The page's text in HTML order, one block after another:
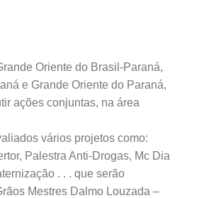
Oriente do Brasil-Paraná,
e Grande Oriente do Paraná,
ações conjuntas, na área
vários projetos como:
Palestra Anti-Drogas, Mc Dia
. . . que serão
Mestres Dalmo Louzada –